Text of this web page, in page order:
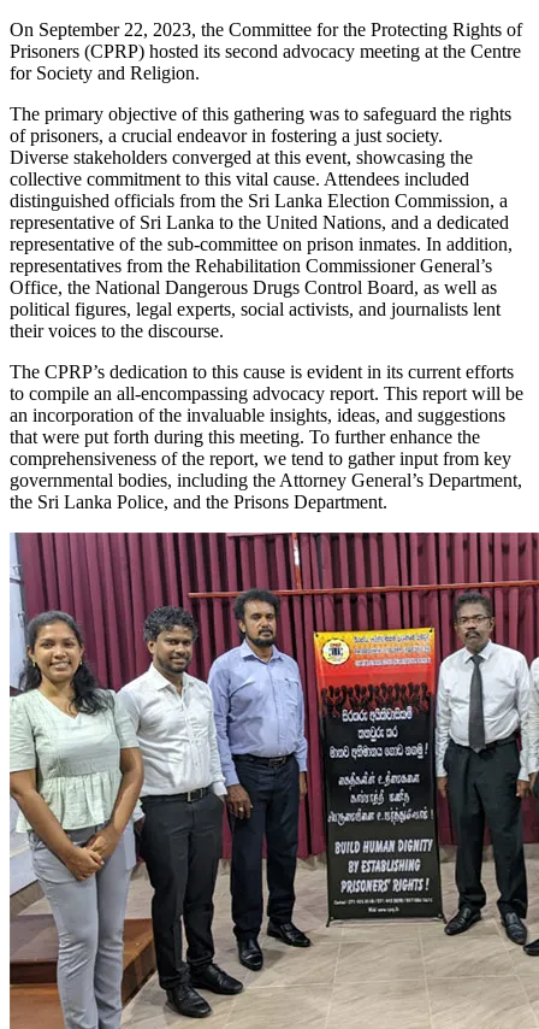
On September 22, 2023, the Committee for the Protecting Rights of
Prisoners (CPRP) hosted its second advocacy meeting at the Centre
for Society and Religion.
The primary objective of this gathering was to safeguard the rights
of prisoners, a crucial endeavor in fostering a just society.
Diverse stakeholders converged at this event, showcasing the
collective commitment to this vital cause. Attendees included
distinguished officials from the Sri Lanka Election Commission, a
representative of Sri Lanka to the United Nations, and a dedicated
representative of the sub-committee on prison inmates. In addition,
representatives from the Rehabilitation Commissioner General’s
Office, the National Dangerous Drugs Control Board, as well as
political figures, legal experts, social activists, and journalists lent
their voices to the discourse.
The CPRP’s dedication to this cause is evident in its current efforts
to compile an all-encompassing advocacy report. This report will be
an incorporation of the invaluable insights, ideas, and suggestions
that were put forth during this meeting. To further enhance the
comprehensiveness of the report, we tend to gather input from key
governmental bodies, including the Attorney General’s Department,
the Sri Lanka Police, and the Prisons Department.